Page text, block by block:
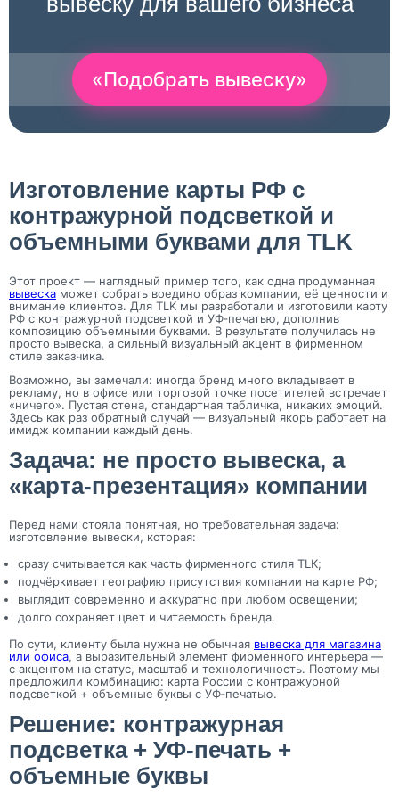
«Подобрать вывеску»
Изготовление карты РФ с
контражурной подсветкой и
объемными буквами для TLK
Этот проект — наглядный пример того, как одна продуманная
вывеска может собрать воедино образ компании, её ценности и
внимание клиентов. Для TLK мы разработали и изготовили карту
РФ с контражурной подсветкой и УФ‑печатью, дополнив
композицию объемными буквами. В результате получилась не
просто вывеска, а сильный визуальный акцент в фирменном
стиле заказчика.
Возможно, вы замечали: иногда бренд много вкладывает в
рекламу, но в офисе или торговой точке посетителей встречает
«ничего». Пустая стена, стандартная табличка, никаких эмоций.
Здесь как раз обратный случай — визуальный якорь работает на
имидж компании каждый день.
Задача: не просто вывеска, а
«карта-презентация» компании
Перед нами стояла понятная, но требовательная задача:
изготовление вывески, которая:
сразу считывается как часть фирменного стиля TLK;
подчёркивает географию присутствия компании на карте РФ;
выглядит современно и аккуратно при любом освещении;
долго сохраняет цвет и читаемость бренда.
По сути, клиенту была нужна не обычная вывеска для магазина
или офиса, а выразительный элемент фирменного интерьера —
с акцентом на статус, масштаб и технологичность. Поэтому мы
предложили комбинацию: карта России с контражурной
подсветкой + объемные буквы с УФ‑печатью.
Решение: контражурная
подсветка + УФ‑печать +
объемные буквы